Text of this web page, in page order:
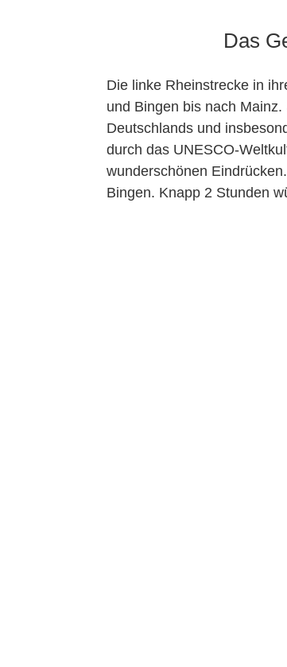
Das
Die linke Rheinstrecke in
und Bingen bis nach
Deutschlands und
durch das UNESCO-
wunderschönen
Bingen. Knapp 2 Stunden